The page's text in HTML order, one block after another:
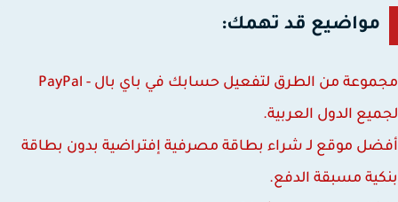
مواضيع قد تهمك:
مجموعة من الطرق لتفعيل حسابك في باي بال - PayPal
الدول العربية.
موقع لـ شراء بطاقة مصرفية إفتراضية بدون بطاقة
مسبقة الدفع.